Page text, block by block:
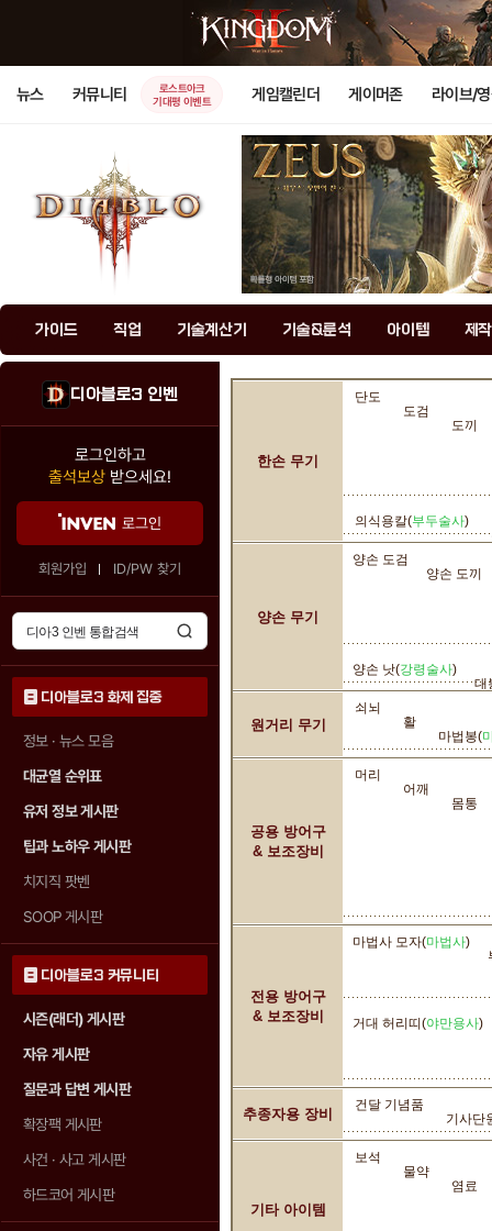
뉴스 커뮤니티
로스트아크
기대평 이벤트
게임캘린더 게이머존 라이브/
가이드 직업 기술계산기 기술&룬석 아이템 제
디아블로3 인벤
로그인하고
출석보상 받으세요!
로그인
회원가입 ID/PW 찾기
디아블로3 화제 집중
정보 · 뉴스 모음
대균열 순위표
유저 정보 게시판
팁과 노하우 게시판
치지직 팟벤
SOOP 게시판
디아블로3 커뮤니티
시즌(래더) 게시판
자유 게시판
질문과 답변 게시판
확장팩 게시판
사건 · 사고 게시판
하드코어 게시판
한손 무기
단도
도검
도끼
의식용칼(부두술사)
양손 무기
양손 도검
양손 도끼
양손 낫(강령술사)
대
원거리 무기
쇠뇌
활
마법봉(
공용 방어구
& 보조장비
머리
어깨
몸통
전용 방어구
& 보조장비
마법사 모자(마법사)
거대 허리띠(야만용사)
추종자용 장비
건달 기념품
기사단
기타 아이템
보석
물약
염료